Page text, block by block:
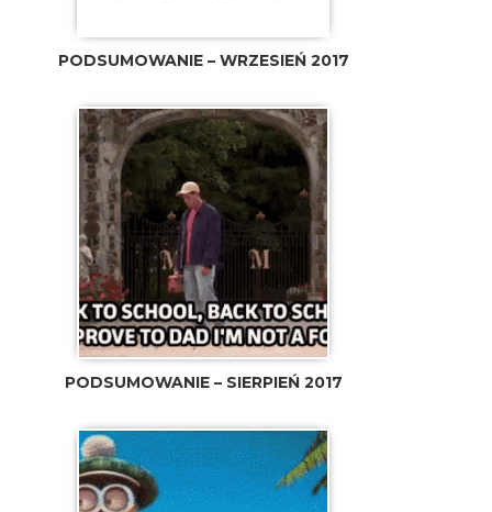
PODSUMOWANIE – WRZESIEŃ 2017
PODSUMOWANIE – SIERPIEŃ 2017